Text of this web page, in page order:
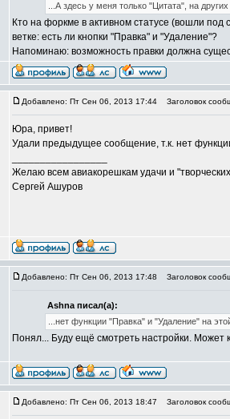
...А здесь у меня только "Цитата", на
Кто на форкме в активном статусе (вошли под
ветке: есть ли кнопки "Правка" и "Удаление"?
Напоминаю: возможность правки должна
Добавлено: Пт Сен 06, 2013 17:44 Заголовок
Юра, привет!
Удали предыдущее сообщение, т.к. нет
Желаю всем авиакорешкам удачи и
Сергей Ашуров
Добавлено: Пт Сен 06, 2013 17:48 Заголовок
Ashna писал(а):
...нет функции "Правка" и "Удаление" на
Понял... Буду ещё смотреть настройки. Может
Добавлено: Пт Сен 06, 2013 18:47 Заголовок